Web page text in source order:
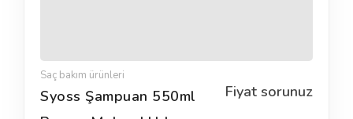
Saç bakım ürünleri
Fiyat sorunuz
Syoss Şampuan 550ml